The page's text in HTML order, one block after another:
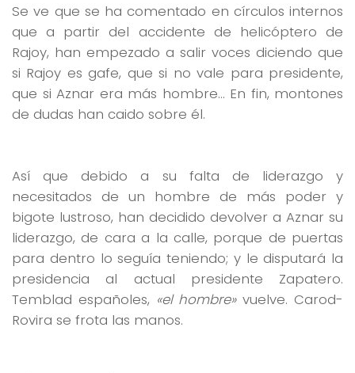
Se ve que se ha comentado en círculos internos
que a partir del accidente de helicóptero de
Rajoy, han empezado a salir voces diciendo que
si Rajoy es gafe, que si no vale para presidente,
que si Aznar era más hombre… En fin, montones
de dudas han caido sobre él.
Así que debido a su falta de liderazgo y
necesitados de un hombre de más poder y
bigote lustroso, han decidido devolver a Aznar su
liderazgo, de cara a la calle, porque de puertas
para dentro lo seguía teniendo; y le disputará la
presidencia al actual presidente Zapatero.
Temblad españoles, «el hombre»vuelve. Carod-
Rovira se frota las manos.